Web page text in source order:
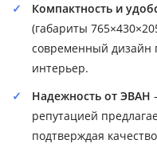
Компактность и
(габариты
современный дизайн
интерьер.
Надежность от ЭВАН
репутацией
подтверждая